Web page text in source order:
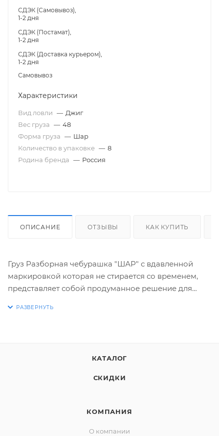
СДЭК (Самовывоз),
1-2 дня
СДЭК (Постамат),
1-2 дня
СДЭК (Доставка курьером),
1-2 дня
Самовывоз
Характеристики
Вид ловли — Джиг
Вес груза — 48
Форма груза — Шар
Количество в упаковке — 8
Родина бренда — Россия
ОПИСАНИЕ ОТЗЫВЫ КАК КУПИТЬ
Груз Разборная чебурашка "ШАР" с вдавленной
маркировкой которая не стирается со временем,
представляет собой продуманное решение для
грузила, адаптируясь к изменяющимся условиям
Вдавленная маркировка веса на поверхности
КАТАЛОГ
СКИДКИ
КОМПАНИЯ
О компании